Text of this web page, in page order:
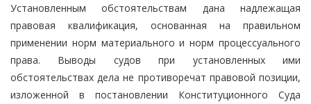
Установленным обстоятельствам дана надлежащая
правовая квалификация, основанная на правильном
применении норм материального и норм процессуального
права. Выводы судов при установленных ими
обстоятельствах дела не противоречат правовой позиции,
изложенной в постановлении Конституционного Суда